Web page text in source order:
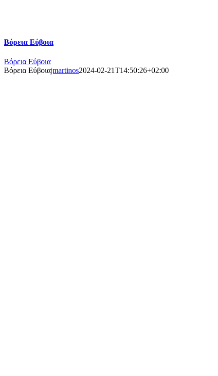
Βόρεια Εύβοια
Βόρεια Εύβοια
Βόρεια Εύβοιαjmartinos2024-02-21T14:50:26+02:00